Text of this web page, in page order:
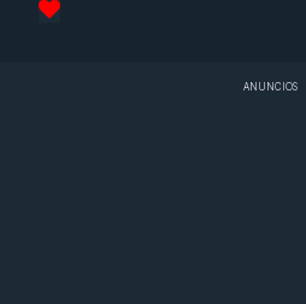
ANUNCIOS